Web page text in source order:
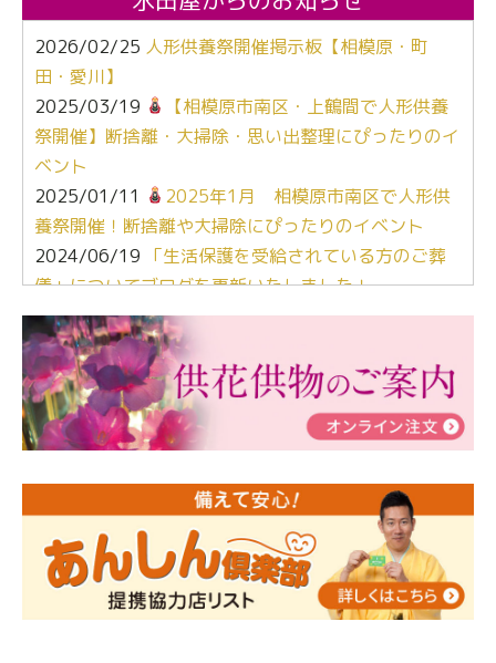
2026/02/25 人形供養祭開催掲示板【相模原・町
田・愛川】
2025/03/19
【相模原市南区・上鶴間で人形供養
祭開催】断捨離・大掃除・思い出整理にぴったりのイ
ベント
2025/01/11
2025年1月 相模原市南区で人形供
養祭開催！断捨離や大掃除にぴったりのイベント
2024/06/19 「生活保護を受給されている方のご葬
儀」についてブログを更新いたしました！
2024/03/06【終活なるほど教室】「マンガで学
ぶ！はじめてのお葬式」小さな家族葬ハウス®町田成
瀬 ご参加ありがとうございました！
2024/01/19令和6年能登半島地震災害の寄付のご報
告
人形供養 寄付のご報告
2023/12/16終活なるほど教室＠小さな家族葬ハウ
ス®上鶴間 エンディングノートを書いてみよう！
2023/11/29 永田屋創業110周年記念式典 レンブラ
ントホテル東京町田